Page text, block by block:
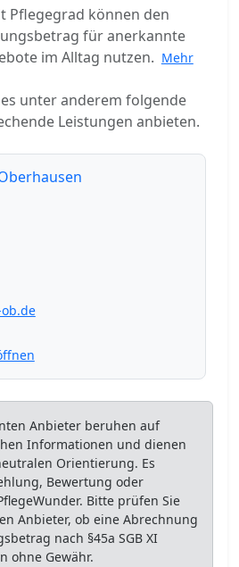
Pflegegrad können den
für anerkannte
im Alltag nutzen. Mehr
unter anderem folgende
Leistungen anbieten.
Anbieter beruhen auf
Informationen und dienen
Orientierung. Es
Bewertung oder
Bitte prüfen Sie
Anbieter, ob eine Abrechnung
nach §45a SGB XI
ohne Gewähr.